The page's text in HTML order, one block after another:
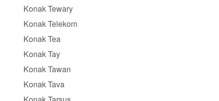
Konak Tewary
Konak Telekom
Konak Tea
Konak Tay
Konak Tawan
Konak Tava